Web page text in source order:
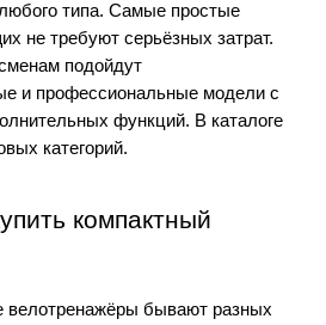
типа. Самые простые
не требуют серьёзных затрат.
подойдут
и профессиональные модели с
функций. В каталоге
категорий.
компактный
велотренажёры бывают разных